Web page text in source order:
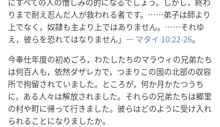
りまで耐え忍んだ人が救われる者です。……弟子は師より
上でなく，奴隷も主より上ではありません。……それゆ
え，彼らを恐れてはなりません」― マタイ 10:22-26。
今奉仕年度の初めごろ，わたしたちのマラウィの兄弟たち
は何百人も，依然ダザレカで，つまりこの国の北部の収容
所で拘留されていました。ところが，何か月かたつうち
に，ある人々は解放されました。それらの兄弟たちは郷里
の村や町に帰って行きました。彼らはどのように受け入れ
られることになりましたか。